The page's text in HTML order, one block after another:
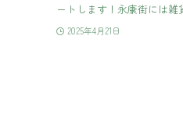
ートします！永康街には雑
2025年4月21日